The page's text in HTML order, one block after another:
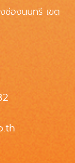
ช่องนนทรี เขต